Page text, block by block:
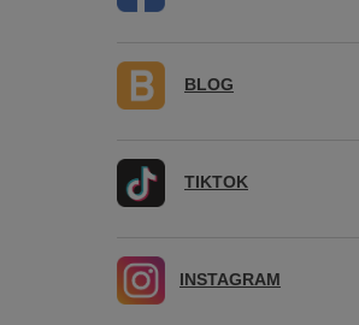
BLOG
TIKTOK
INSTAGRAM